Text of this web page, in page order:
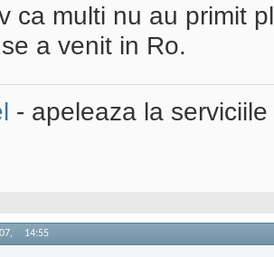
ca multi nu au primit
a venit in Ro.
- apeleaza la
14:55